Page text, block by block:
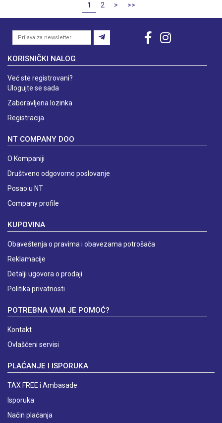
1 2 > >>
KORISNIČKI NALOG
Već ste registrovani?
Ulogujte se sada
Zaboravljena lozinka
Registracija
NT COMPANY DOO
O Kompaniji
Društveno odgovorno poslovanje
Posao u NT
Company profile
KUPOVINA
Obaveštenja o pravima i obavezama potrošača
Reklamacije
Detalji ugovora o prodaji
Politika privatnosti
POTREBNA VAM JE POMOĆ?
Kontakt
Ovlašćeni servisi
PLAĆANJE I ISPORUKA
TAX FREE i Ambasade
Isporuka
Način plaćanja